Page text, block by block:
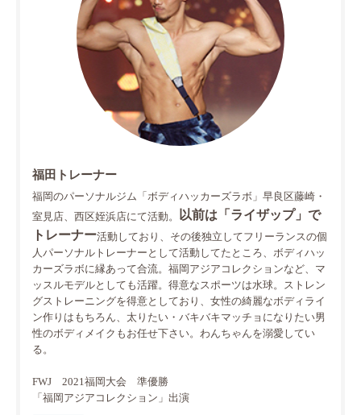
福田トレーナー
福岡のパーソナルジム「ボディハッカーズラボ」早良区藤崎・
室見店、西区姪浜店にて活動。
以前は「ライザップ」で
トレーナー活動しており、その後独立してフリーランスの個
人パーソナルトレーナーとして活動してたところ、ボディハッ
カーズラボに縁あって合流。福岡アジアコレクションなど、マ
ッスルモデルとしても活躍。得意なスポーツは水球。ストレン
グストレーニングを得意としており、女性の綺麗なボディライ
ン作りはもちろん、太りたい・バキバキマッチョになりたい男
性のボディメイクもお任せ下さい。わんちゃんを溺愛してい
る。
FWJ 2021福岡大会 準優勝
「福岡アジアコレクション」出演